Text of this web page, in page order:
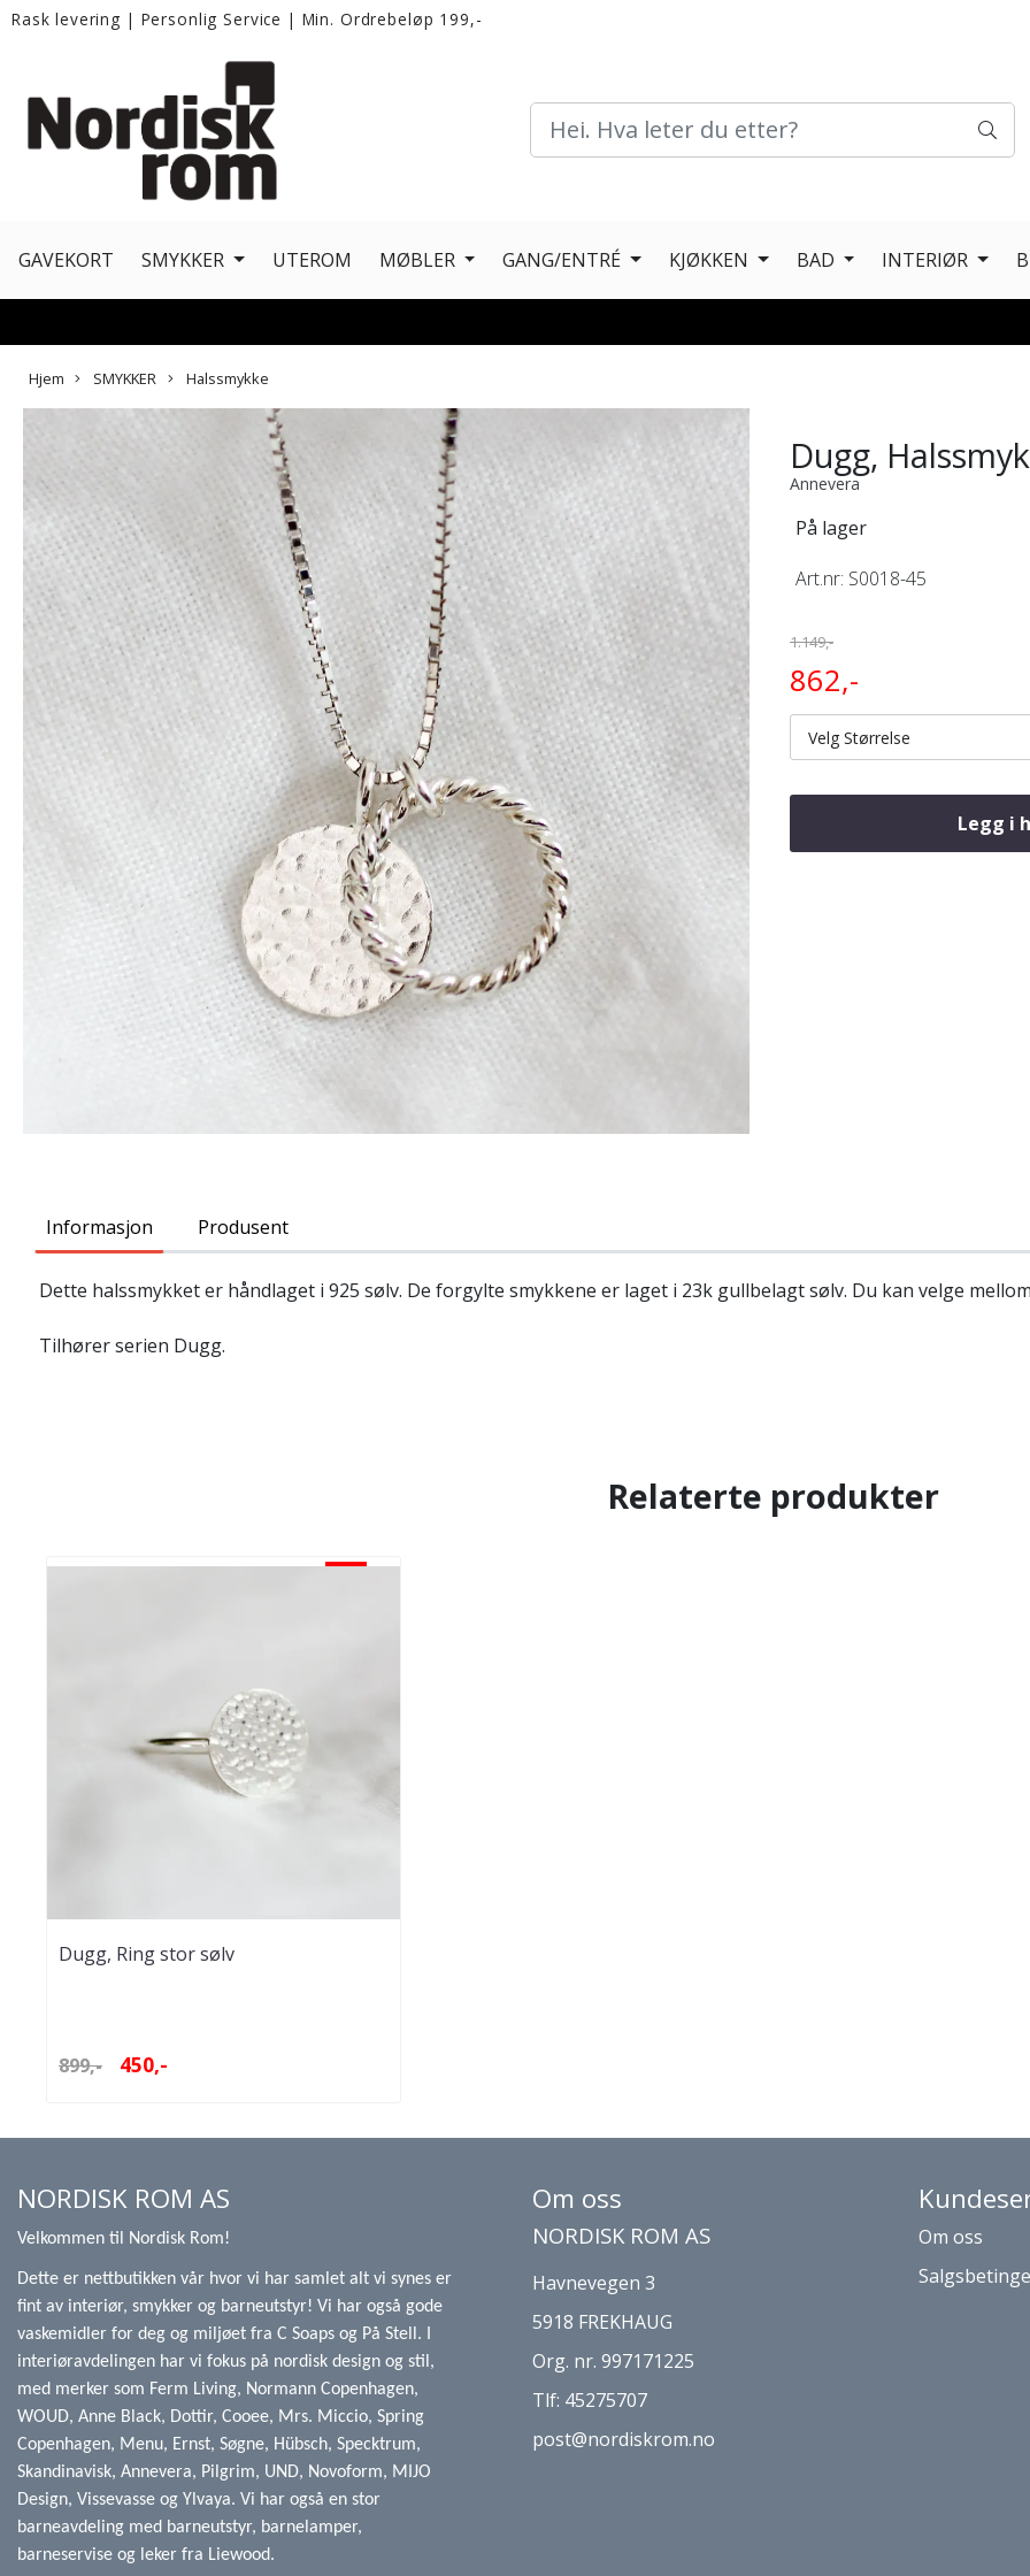
Rask levering | Personlig Service | Min. Ordrebeløp 199,-
GAVEKORT SMYKKER UTEROM MØBLER GANG/ENTRÉ KJØKKEN BAD INTERIØR
Hjem SMYKKER Halssmykke
Dugg,
Annevera
På lager
Art.nr: S0018-45
1.149,-
862,-
Velg Størrelse
Legg i
Informasjon Produsent
Dette halssmykket er håndlaget i 925 sølv. De forgylte smykkene er laget i 23k gullbelagt sølv. Du kan velge
Tilhører serien Dugg.
Relaterte produkter
-50%
Dugg, Ring stor sølv
899,- 450,-
NORDISK ROM AS
Velkommen til Nordisk Rom!
Dette er nettbutikken vår hvor vi har samlet alt vi synes er
fint av interiør, smykker og barneutstyr! Vi har også gode
vaskemidler for deg og miljøet fra C Soaps og På Stell. I
interiøravdelingen har vi fokus på nordisk design og stil,
med merker som Ferm Living, Normann Copenhagen,
WOUD, Anne Black, Dottir, Cooee, Mrs. Miccio, Spring
Copenhagen, Menu, Ernst, Søgne, Hübsch, Specktrum,
Skandinavisk, Annevera, Pilgrim, UND, Novoform, MIJO
Design, Vissevasse og Ylvaya. Vi har også en stor
barneavdeling med barneutstyr, barnelamper,
barneservise og leker fra Liewood.
Om oss
NORDISK ROM AS
Havnevegen 3
5918 FREKHAUG
Org. nr. 997171225
Tlf: 45275707
post@nordiskrom.no
Om oss